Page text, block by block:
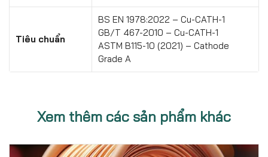
Tiêu chuẩn
BS EN 1978:2022 – Cu-CATH-1
GB/T 467-2010 – Cu-CATH-1
ASTM B115-10 (2021) – Cathode
Grade A
Xem thêm các sản phẩm khác